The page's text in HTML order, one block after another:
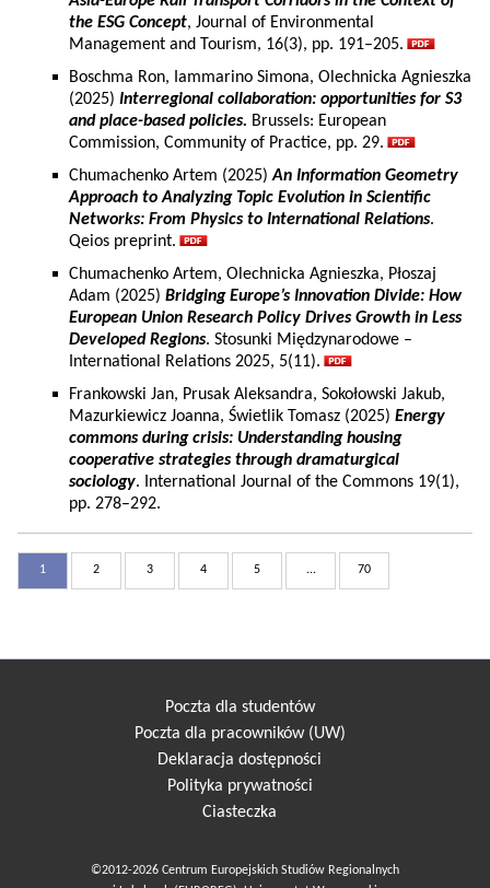
the ESG Concept, Journal of Environmental
Management and Tourism, 16(3), pp. 191–205.
Boschma Ron, Iammarino Simona, Olechnicka Agnieszka
(2025) Interregional collaboration: opportunities for S3
and place-based policies. Brussels: European
Commission, Community of Practice, pp. 29.
Chumachenko Artem (2025)An Information Geometry
Approach to Analyzing Topic Evolution in Scientific
Networks: From Physics to International Relations.
Qeios preprint.
Chumachenko Artem, Olechnicka Agnieszka, Płoszaj
Adam (2025) Bridging Europe’s Innovation Divide: How
European Union Research Policy Drives Growth in Less
Developed Regions. Stosunki Międzynarodowe –
International Relations 2025, 5(11).
Frankowski Jan, Prusak Aleksandra, Sokołowski Jakub,
Mazurkiewicz Joanna, Świetlik Tomasz (2025) Energy
commons during crisis: Understanding housing
cooperative strategies through dramaturgical
sociology. International Journal of the Commons 19(1),
pp. 278–292.
1 2 3 4 5 ... 70
Poczta dla studentów
Poczta dla pracowników (UW)
Deklaracja dostępności
Polityka prywatności
Ciasteczka
©2012-2026 Centrum Europejskich Studiów Regionalnych